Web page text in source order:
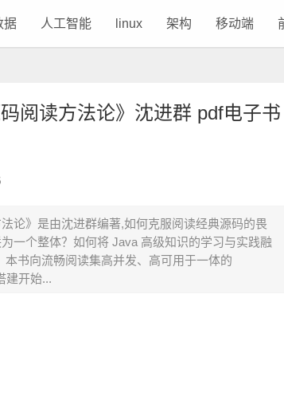
据 人工智能 linux 架构 移动端
阅读方法论》沈进群 pdf电子书
论》是由沈进群编著,如何克服阅读经典源码的畏
一个整体？如何将 Java 高级知识的学习与实践融
书向流畅阅读集高并发、高可用于一体的
建开始...